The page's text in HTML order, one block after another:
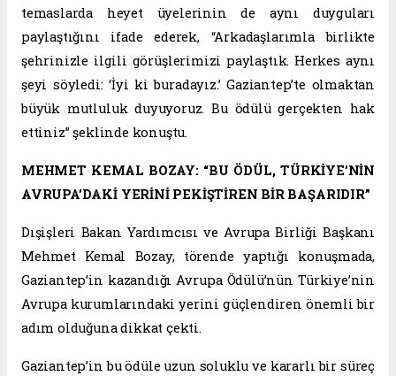
temaslarda heyet üyelerinin de aynı duyguları
paylaştığını ifade ederek, “Arkadaşlarımla birlikte
şehrinizle ilgili görüşlerimizi paylaştık. Herkes aynı
şeyi söyledi: ‘İyi ki buradayız.’ Gaziantep’te olmaktan
büyük mutluluk duyuyoruz. Bu ödülü gerçekten hak
ettiniz” şeklinde konuştu.
MEHMET KEMAL BOZAY: “BU ÖDÜL, TÜRKİYE’NİN
AVRUPA’DAKİ YERİNİ PEKİŞTİREN BİR BAŞARIDIR”
Dışişleri Bakan Yardımcısı ve Avrupa Birliği Başkanı
Mehmet Kemal Bozay, törende yaptığı konuşmada,
Gaziantep’in kazandığı Avrupa Ödülü’nün Türkiye’nin
Avrupa kurumlarındaki yerini güçlendiren önemli bir
adım olduğuna dikkat çekti.
Gaziantep’in bu ödüle uzun soluklu ve kararlı bir süreç